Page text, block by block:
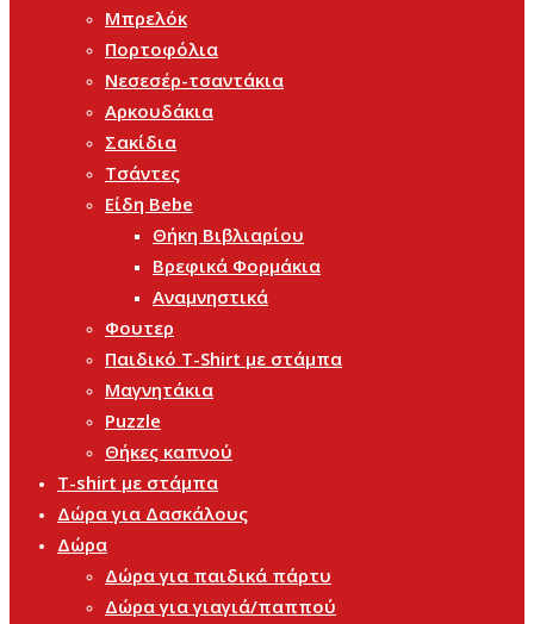
Μπρελόκ
Πορτοφόλια
Νεσεσέρ-τσαντάκια
Αρκουδάκια
Σακίδια
Τσάντες
Είδη Bebe
Θήκη Βιβλιαρίου
Βρεφικά Φορμάκια
Αναμνηστικά
Φουτερ
Παιδικό T-Shirt με στάμπα
Μαγνητάκια
Puzzle
Θήκες καπνού
T-shirt με στάμπα
Δώρα για Δασκάλους
Δώρα
Δώρα για παιδικά πάρτυ
Δώρα για γιαγιά/παππού